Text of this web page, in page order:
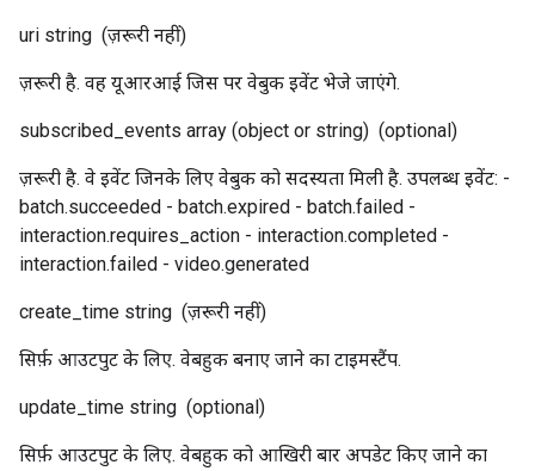
uri string (ज़रूरी नहीं)
ज़रूरी है. वह यूआरआई जिस पर वेबुक इवेंट भेजे जाएंगे.
subscribed_events array (object or string) (optional)
ज़रूरी है. वे इवेंट जिनके लिए वेबुक को सदस्यता मिली है. उपलब्ध इवेंट: -
batch.succeeded - batch.expired - batch.failed -
interaction.requires_action - interaction.completed -
interaction.failed - video.generated
create_time string (ज़रूरी नहीं)
सिर्फ़ आउटपुट के लिए. वेबहुक बनाए जाने का टाइमस्टैंप.
update_time string (optional)
सिर्फ़ आउटपुट के लिए. वेबहुक को आखिरी बार अपडेट किए जाने का